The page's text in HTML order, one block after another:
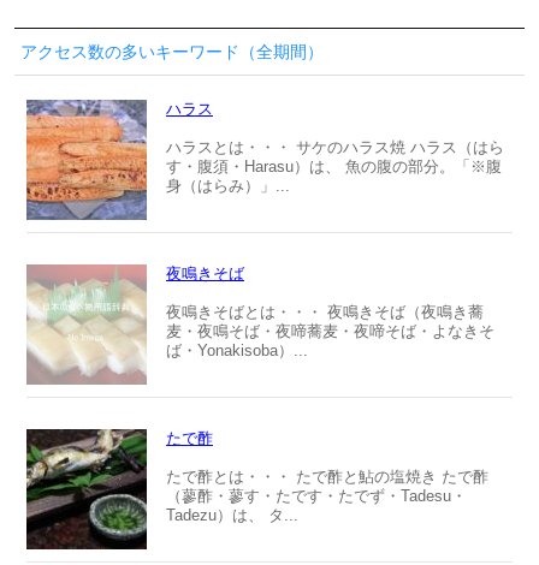
アクセス数の多いキーワード（全期間）
ハラス
ハラスとは・・・ サケのハラス焼 ハラス（はら
す・腹須・Harasu）は、 魚の腹の部分。「※腹
身（はらみ）」...
夜鳴きそば
夜鳴きそばとは・・・ 夜鳴きそば（夜鳴き蕎
麦・夜鳴そば・夜啼蕎麦・夜啼そば・よなきそ
ば・Yonakisoba）...
たで酢
たで酢とは・・・ たで酢と鮎の塩焼き たで酢
（蓼酢・蓼す・たです・たでず・Tadesu・
Tadezu）は、 タ...